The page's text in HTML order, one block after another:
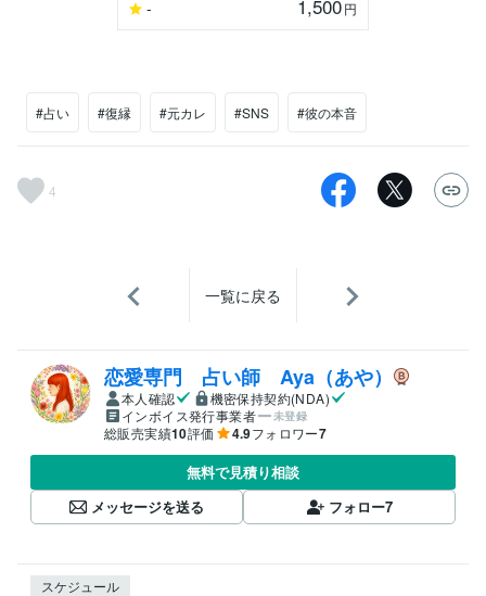
- 1,500円
#占い #復縁 #元カレ #SNS #彼の本音
4
一覧に戻る
恋愛専門 占い師 Aya（あや）
本人確認
機密保持契約(NDA)
インボイス発行事業者
未登録
総販売実績10評価 4.9フォロワー7
無料で見積り相談
メッセージを送る
フォロー7
スケジュール